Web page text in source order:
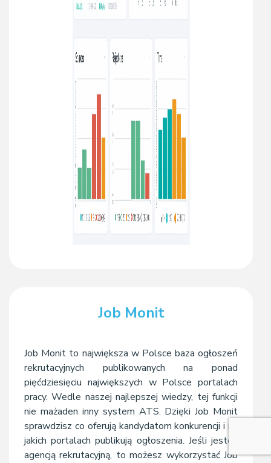
Job Monit
Job Monit to największa w Polsce baza ogłoszeń
rekrutacyjnych publikowanych na ponad
pięćdziesięciu największych w Polsce portalach
pracy. Wedle naszej najlepszej wiedzy, tej funkcji
nie mażaden inny system ATS. Dzięki Job Monit
sprawdzisz co oferują kandydatom konkurencji i na
jakich portalach publikują ogłoszenia. Jeśli jesteś
agencją rekrutacyjną, to możesz wykorzystać Job